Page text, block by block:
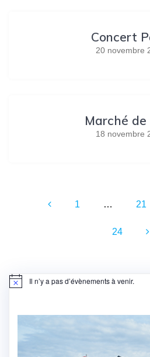
Concert
20 novembre
Marché de
18 novembre
articles
Page
1 … 21
Page
24
Notice Il n’y a pas d’évènements à venir.